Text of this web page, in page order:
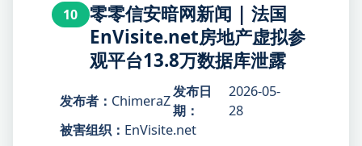
10
零零信安暗网新闻 | 法国
EnVisite.net房地产虚拟参
观平台13.8万数据库泄露
发布者： ChimeraZ
发布日
期：
2026-05-
28
被害组织： EnVisite.net